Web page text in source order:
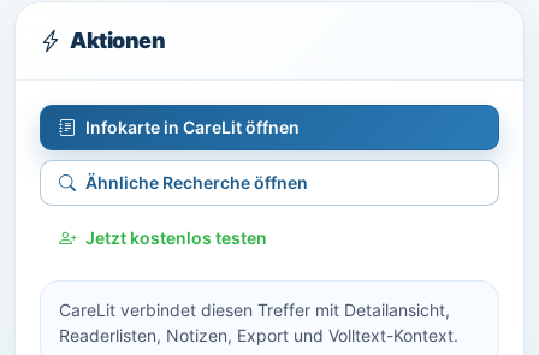
Aktionen
Infokarte in CareLit öffnen
Ähnliche Recherche öffnen
Jetzt kostenlos testen
CareLit verbindet diesen Treffer mit Detailansicht,
Readerlisten, Notizen, Export und Volltext-Kontext.